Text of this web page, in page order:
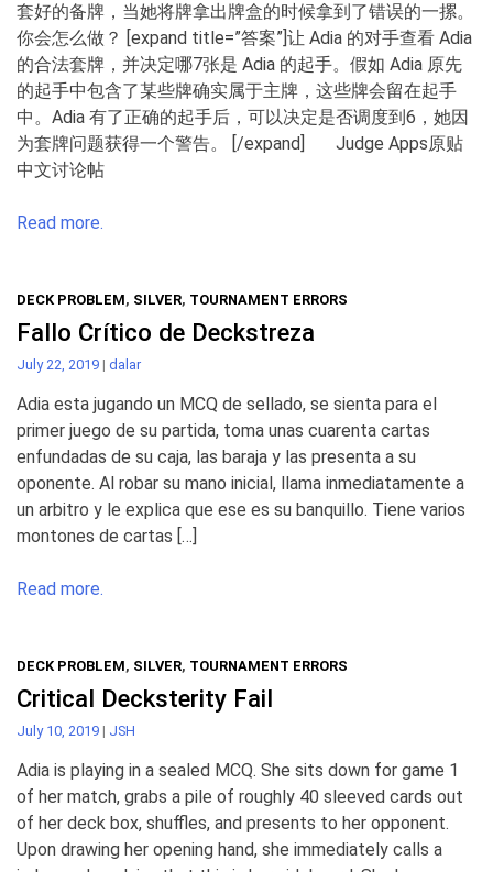
套好的备牌，当她将牌拿出牌盒的时候拿到了错误的一摞。
你会怎么做？ [expand title=”答案”]让 Adia 的对手查看 Adia
的合法套牌，并决定哪7张是 Adia 的起手。假如 Adia 原先
的起手中包含了某些牌确实属于主牌，这些牌会留在起手
中。Adia 有了正确的起手后，可以决定是否调度到6，她因
为套牌问题获得一个警告。 [/expand] Judge Apps原贴
中文讨论帖
Read more.
DECK PROBLEM, SILVER, TOURNAMENT ERRORS
Fallo Crítico de Deckstreza
July 22, 2019 | dalar
Adia esta jugando un MCQ de sellado, se sienta para el
primer juego de su partida, toma unas cuarenta cartas
enfundadas de su caja, las baraja y las presenta a su
oponente. Al robar su mano inicial, llama inmediatamente a
un arbitro y le explica que ese es su banquillo. Tiene varios
montones de cartas […]
Read more.
DECK PROBLEM, SILVER, TOURNAMENT ERRORS
Critical Decksterity Fail
July 10, 2019 | JSH
Adia is playing in a sealed MCQ. She sits down for game 1
of her match, grabs a pile of roughly 40 sleeved cards out
of her deck box, shuffles, and presents to her opponent.
Upon drawing her opening hand, she immediately calls a